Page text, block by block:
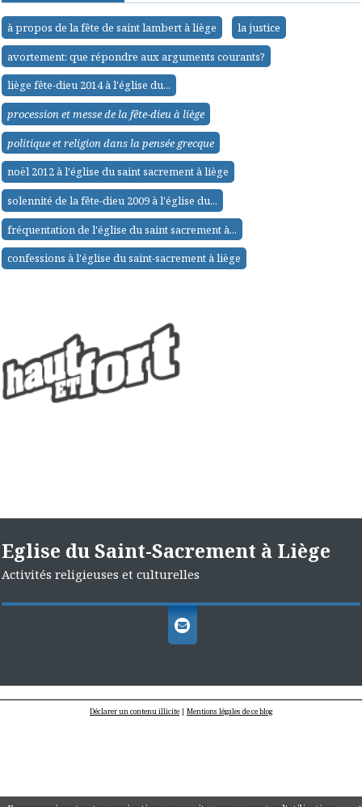
à propos de la fête de saint lambert à liège
la justice
avortement: que répondre aux arguments courants?
liège fête-dieu 2014 à l'église du...
procession et messe de la fête-dieu à liège
politique et religion dans la pensée grecque
noël 2012 à l'église du saint sacrement à liège
solennité de la fête-dieu 2009 à l'église du...
fréquentation de l'église du saint sacrement à...
confessions à l'église du saint-sacrement à liège
Eglise du Saint-Sacrement à Liège
Activités religieuses et culturelles
Déclarer un contenu illicite | Mentions légales de ce blog